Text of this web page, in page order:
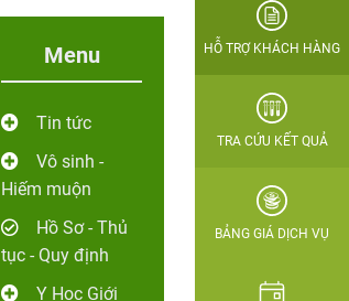
Menu
Tin tức
Vô sinh -
Hiếm muộn
Hồ Sơ - Thủ
tục - Quy định
Y Học Giới
HỖ TRỢ KHÁCH HÀNG
TRA CỨU KẾT QUẢ
BẢNG GIÁ DỊCH VỤ